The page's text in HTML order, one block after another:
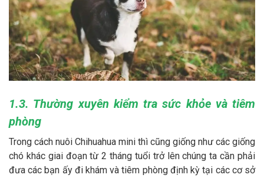
1.3. Thường xuyên kiểm tra sức khỏe và tiêm
phòng
Trong cách nuôi Chihuahua mini thì cũng giống như các giống
chó khác giai đoạn từ 2 tháng tuổi trở lên chúng ta cần phải
đưa các bạn ấy đi khám và tiêm phòng định kỳ tại các cơ sở